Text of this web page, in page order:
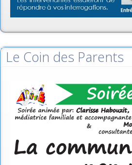
Le Coin des Parents